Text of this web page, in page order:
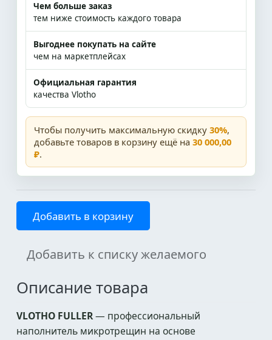
Чем больше заказ
тем ниже стоимость каждого товара
Выгоднее покупать на сайте
чем на маркетплейсах
Официальная гарантия
качества Vlotho
Чтобы получить максимальную скидку 30%,
добавьте товаров в корзину ещё на 30 000,00
₽.
Добавить в корзину
Добавить к списку желаемого
Описание товара
VLOTHO FULLER— профессиональный
наполнитель микротрещин на основе